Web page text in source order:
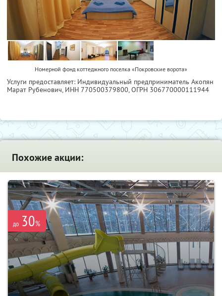
Номерной фонд коттеджного поселка «Покровские ворота»
Услуги предоставляет: Индивидуальный предприниматель Акопян
Марат Рубенович, ИНН 770500379800, ОГРН 306770000111944
Похожие акции:
до 30%